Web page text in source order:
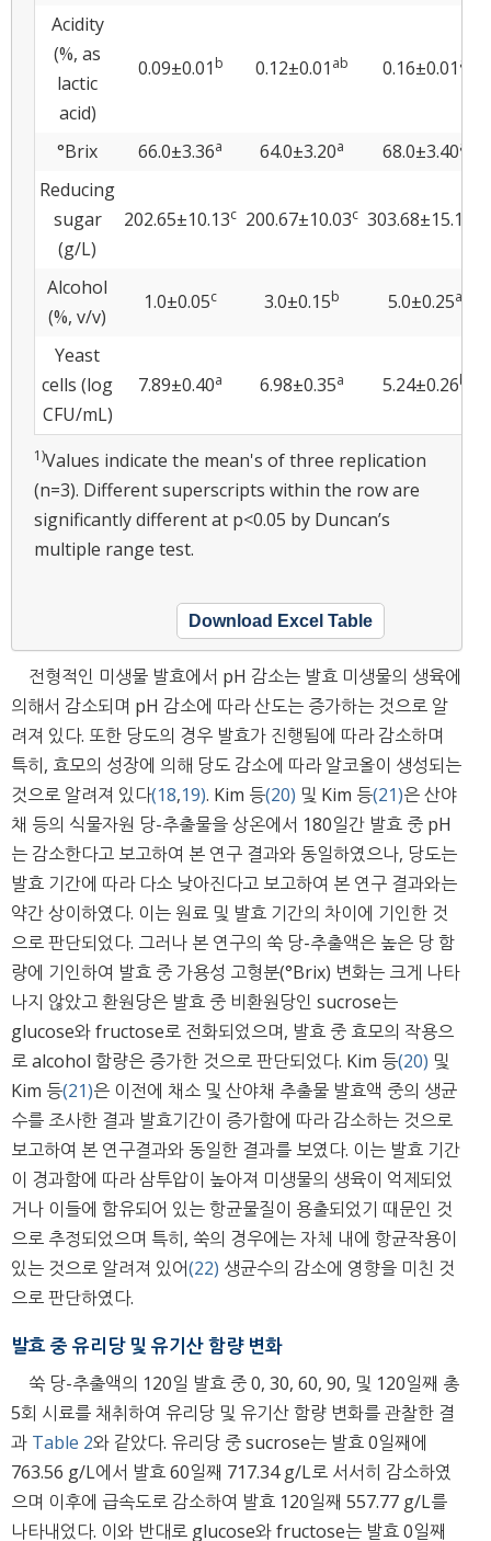
Acidity
(%, as
lactic
acid)
0.09±0.01 b 0.12±0.01 ab 0.16±0.01 a
°Brix 66.0±3.36a 64.0±3.20a 68.0±3.40a
Reducing
sugar
(g/L)
202.65±10.13c 200.67±10.03c 303.68±15.18
Alcohol
(%, v/v)
1.0±0.05c 3.0±0.15b 5.0±0.25a
Yeast
cells (log
CFU/mL)
7.89±0.40a 6.98±0.35a 5.24±0.26b
1)Values indicate the mean's of three replication
(n=3). Different superscripts within the row are
significantly different at p<0.05 by Duncan’s
multiple range test.
Download Excel Table
전형적인 미생물 발효에서 pH 감소는 발효 미생물의 생육에
의해서 감소되며 pH 감소에 따라 산도는 증가하는 것으로 알
려져 있다. 또한 당도의 경우 발효가 진행됨에 따라 감소하며
특히, 효모의 성장에 의해 당도 감소에 따라 알코올이 생성되는
것으로 알려져 있다(18,19). Kim 등(20) 및 Kim 등(21)은 산야
채 등의 식물자원 당-추출물을 상온에서 180일간 발효 중 pH
는 감소한다고 보고하여 본 연구 결과와 동일하였으나, 당도는
발효 기간에 따라 다소 낮아진다고 보고하여 본 연구 결과와는
약간 상이하였다. 이는 원료 및 발효 기간의 차이에 기인한 것
으로 판단되었다. 그러나 본 연구의 쑥 당-추출액은 높은 당 함
량에 기인하여 발효 중 가용성 고형분(°Brix) 변화는 크게 나타
나지 않았고 환원당은 발효 중 비환원당인 sucrose는
glucose와 fructose로 전화되었으며, 발효 중 효모의 작용으
로 alcohol 함량은 증가한 것으로 판단되었다. Kim 등(20) 및
Kim 등(21)은 이전에 채소 및 산야채 추출물 발효액 중의 생균
수를 조사한 결과 발효기간이 증가함에 따라 감소하는 것으로
보고하여 본 연구결과와 동일한 결과를 보였다. 이는 발효 기간
이 경과함에 따라 삼투압이 높아져 미생물의 생육이 억제되었
거나 이들에 함유되어 있는 항균물질이 용출되었기 때문인 것
으로 추정되었으며 특히, 쑥의 경우에는 자체 내에 항균작용이
있는 것으로 알려져 있어(22) 생균수의 감소에 영향을 미친 것
으로 판단하였다.
발효 중 유리당 및 유기산 함량 변화
쑥 당-추출액의 120일 발효 중 0, 30, 60, 90, 및 120일째 총
5회 시료를 채취하여 유리당 및 유기산 함량 변화를 관찰한 결
과 Table 2와 같았다. 유리당 중 sucrose는 발효 0일째에
763.56 g/L에서 발효 60일째 717.34 g/L로 서서히 감소하였
으며 이후에 급속도로 감소하여 발효 120일째 557.77 g/L를
나타내었다. 이와 반대로 glucose와 fructose는 발효 0일째